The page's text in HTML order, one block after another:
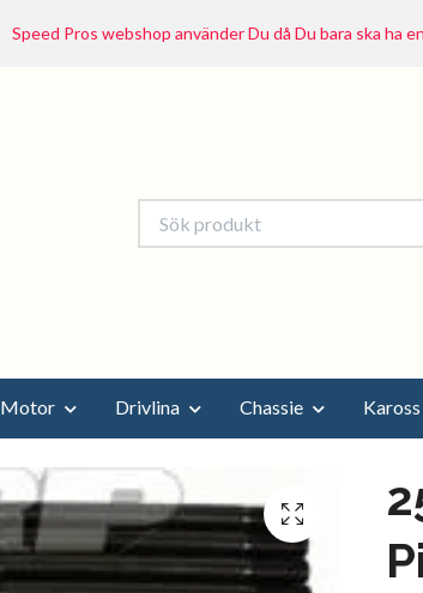
Speed Pros webshop använder Du då Du bara ska ha
Motor Drivlina Chassie Kaross